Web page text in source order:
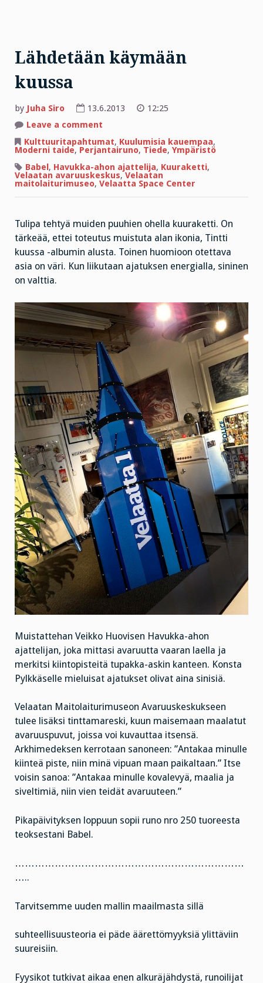
Lähdetään käymään
kuussa
by Juha Siro 13.6.2013
12:25
Leave a comment
käymään
kuussa
Kulttuuritapahtumat, Kuulumisia kauempaa,
Moderni taide, Perjantairuno, Tiede, Ympäristö
Babel, Havukka-ahon ajattelija, Kuuraketti,
Velaatan avaruuskeskus,Velaatan
maitolaiturimuseo, Velaatta Space Center
Tulipa tehtyä muiden puuhien ohella kuuraketti. On
tärkeää, ettei toteutus muistuta alan ikonia, Tintti
kuussa -albumin alusta. Toinen huomioon otettava
asia on väri. Kun liikutaan ajatuksen energialla, sininen
on valttia.
Muistattehan Veikko Huovisen Havukka-ahon
ajattelijan, joka mittasi avaruutta vaaran laella ja
merkitsi kiintopisteitä tupakka-askin kanteen. Konsta
Pylkkäselle mieluisat ajatukset olivat aina sinisiä.
Velaatan Maitolaiturimuseon Avaruuskeskukseen
tulee lisäksi tinttamareski, kuun maisemaan maalatut
avaruuspuvut, joissa voi kuvauttaa itsensä.
Arkhimedeksen kerrotaan sanoneen: ”Antakaa minulle
kiinteä piste, niin minä vipuan maan paikaltaan.” Itse
voisin sanoa: ”Antakaa minulle kovalevyä, maalia ja
siveltimiä, niin vien teidät avaruuteen.”
Pikapäivityksen loppuun sopii runo nro 250 tuoreesta
teoksestani Babel.
……………………………………………………………
…..
Tarvitsemme uuden mallin maailmasta sillä
suhteellisuusteoria ei päde äärettömyyksiä ylittäviin
suureisiin.
Fyysikot tutkivat aikaa enen alkuräjähdystä, runoilijat